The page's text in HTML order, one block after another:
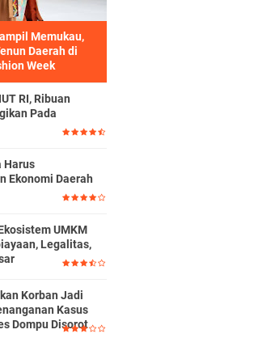
Memukau,
Daerah di
Week
RI, Ribuan
Pada
Harus
Ekonomi Daerah
UMKM
Legalitas,
Korban Jadi
Kasus
Dompu Disorot